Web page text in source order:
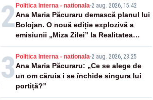
2 Politica Interna - nationala-2 aug. 2026, 15:42
Ana Maria Păcuraru demască planul lui
Bolojan. O nouă ediție explozivă a
emisiunii „Miza Zilei” la Realitatea
PLUS
3 Politica Interna - nationala-2 aug. 2026, 23:25
Ana Maria Păcuraru: „Ce se alege de
un om căruia i se închide singura lui
portiță?”